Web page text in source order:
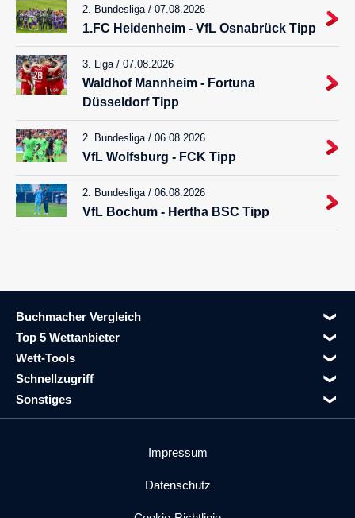
2. Bundesliga / 07.08.2026
1.FC Heidenheim - VfL Osnabrück Tipp
3. Liga / 07.08.2026
Waldhof Mannheim - Fortuna
Düsseldorf Tipp
2. Bundesliga / 06.08.2026
VfL Wolfsburg - FCK Tipp
2. Bundesliga / 06.08.2026
VfL Bochum - Hertha BSC Tipp
Buchmacher Vergleich
Top 5 Wettanbieter
Wett-Tools
Schnellzugriff
Sonstiges
Impressum
Datenschutz